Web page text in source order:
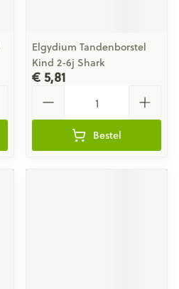
Elgydium Tandenborstel
Kind 2-6j Shark
€ 5,81
Bestel